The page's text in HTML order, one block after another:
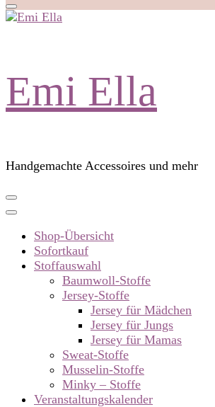
Emi Ella
Handgemachte Accessoires und mehr
Shop-Übersicht
Sofortkauf
Stoffauswahl
Baumwoll-Stoffe
Jersey-Stoffe
Jersey für Mädchen
Jersey für Jungs
Jersey für Mamas
Sweat-Stoffe
Musselin-Stoffe
Minky – Stoffe
Veranstaltungskalender